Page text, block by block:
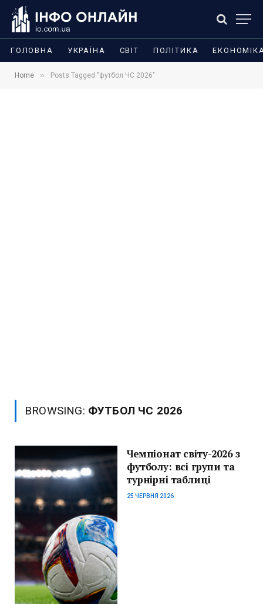
ГОЛОВНА УКРАЇНА СВІТ ПОЛІТИКА
Home » Posts Tagged "футбол ЧС 2026"
BROWSING: ФУТБОЛ ЧС 2026
Чемпіонат світу-2026 з
футболу: всі групи та
турнірні таблиці
25 ЧЕРВНЯ 2026